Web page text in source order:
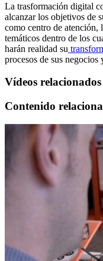
La trasformación digital
alcanzar los objetivos de
como centro de atención,
temáticos dentro de los
harán realidad su
procesos de sus negocios
Vídeos relacionados
Contenido